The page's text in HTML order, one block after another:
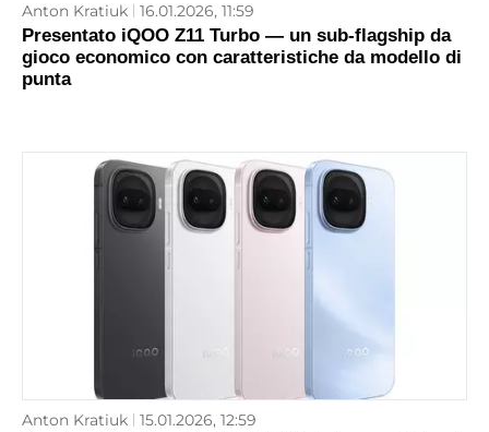
Anton Kratiuk 16.01.2026, 11:59
Presentato iQOO Z11 Turbo — un sub-flagship da
gioco economico con caratteristiche da modello di
punta
Anton Kratiuk 15.01.2026, 12:59